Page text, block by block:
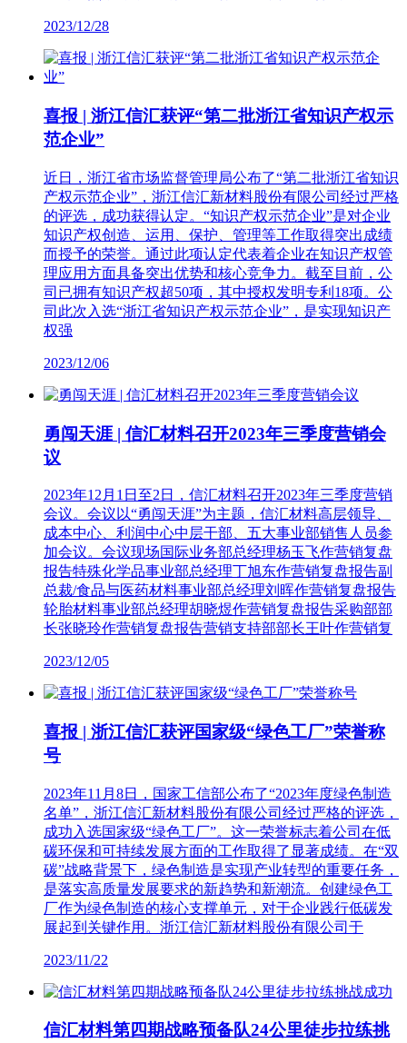
2023/12/28
喜报 | 浙江信汇获评“第二批浙江省知识产权示
范企业”
近日，浙江省市场监督管理局公布了“第二批浙江省知识
产权示范企业”，浙江信汇新材料股份有限公司经过严格
的评选，成功获得认定。“知识产权示范企业”是对企业
知识产权创造、运用、保护、管理等工作取得突出成绩
而授予的荣誉。通过此项认定代表着企业在知识产权管
理应用方面具备突出优势和核心竞争力。截至目前，公
司已拥有知识产权超50项，其中授权发明专利18项。公
司此次入选“浙江省知识产权示范企业”，是实现知识产
权强
2023/12/06
勇闯天涯 | 信汇材料召开2023年三季度营销会
议
2023年12月1日至2日，信汇材料召开2023年三季度营销
会议。会议以“勇闯天涯”为主题，信汇材料高层领导、
成本中心、利润中心中层干部、五大事业部销售人员参
加会议。会议现场国际业务部总经理杨玉飞作营销复盘
报告特殊化学品事业部总经理丁旭东作营销复盘报告副
总裁/食品与医药材料事业部总经理刘晖作营销复盘报告
轮胎材料事业部总经理胡晓煜作营销复盘报告采购部部
长张晓玲作营销复盘报告营销支持部部长王叶作营销复
2023/12/05
喜报 | 浙江信汇获评国家级“绿色工厂”荣誉称
号
2023年11月8日，国家工信部公布了“2023年度绿色制造
名单”，浙江信汇新材料股份有限公司经过严格的评选，
成功入选国家级“绿色工厂”。这一荣誉标志着公司在低
碳环保和可持续发展方面的工作取得了显著成绩。在“双
碳”战略背景下，绿色制造是实现产业转型的重要任务，
是落实高质量发展要求的新趋势和新潮流。创建绿色工
厂作为绿色制造的核心支撑单元，对于企业践行低碳发
展起到关键作用。浙江信汇新材料股份有限公司于
2023/11/22
信汇材料第四期战略预备队24公里徒步拉练挑